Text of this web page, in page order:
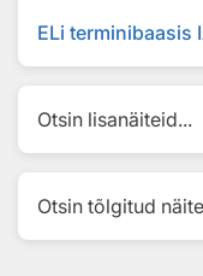
ELi terminibaasis
Otsin lisanäiteid...
Otsin tõlgitud